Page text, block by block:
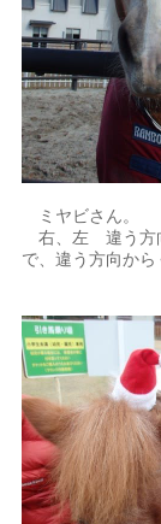
ミヤビさん。
右、左 違う方
で、違う方向から